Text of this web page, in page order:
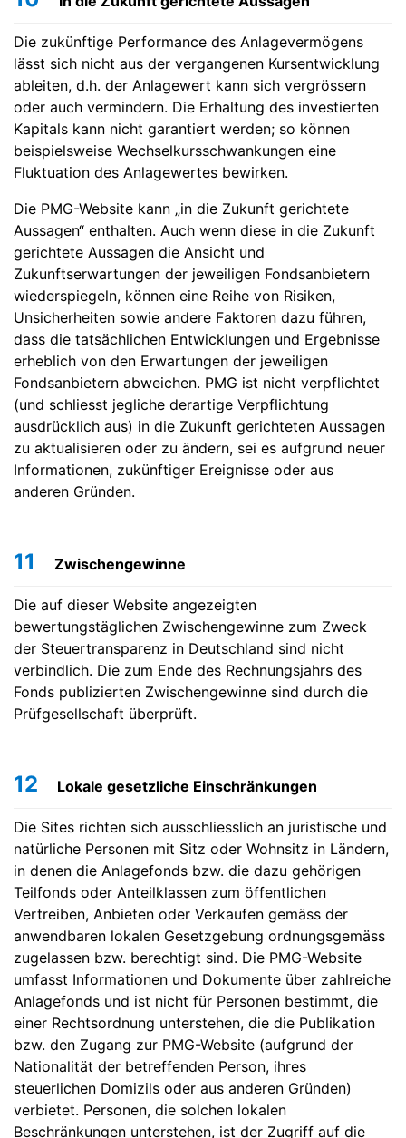
Die zukünftige Performance des Anlagevermögens
lässt sich nicht aus der vergangenen Kursentwicklung
ableiten, d.h. der Anlagewert kann sich vergrössern
oder auch vermindern. Die Erhaltung des investierten
Kapitals kann nicht garantiert werden; so können
beispielsweise Wechselkursschwankungen eine
Fluktuation des Anlagewertes bewirken.
Die PMG-Website kann „in die Zukunft gerichtete
Aussagen“ enthalten. Auch wenn diese in die Zukunft
gerichtete Aussagen die Ansicht und
Zukunftserwartungen der jeweiligen Fondsanbietern
wiederspiegeln, können eine Reihe von Risiken,
Unsicherheiten sowie andere Faktoren dazu führen,
dass die tatsächlichen Entwicklungen und Ergebnisse
erheblich von den Erwartungen der jeweiligen
Fondsanbietern abweichen. PMG ist nicht verpflichtet
(und schliesst jegliche derartige Verpflichtung
ausdrücklich aus) in die Zukunft gerichteten Aussagen
zu aktualisieren oder zu ändern, sei es aufgrund neuer
Informationen, zukünftiger Ereignisse oder aus
anderen Gründen.
11 Zwischengewinne
Die auf dieser Website angezeigten
bewertungstäglichen Zwischengewinne zum Zweck
der Steuertransparenz in Deutschland sind nicht
verbindlich. Die zum Ende des Rechnungsjahrs des
Fonds publizierten Zwischengewinne sind durch die
Prüfgesellschaft überprüft.
12 Lokale gesetzliche Einschränkungen
Die Sites richten sich ausschliesslich an juristische und
natürliche Personen mit Sitz oder Wohnsitz in Ländern,
in denen die Anlagefonds bzw. die dazu gehörigen
Teilfonds oder Anteilklassen zum öffentlichen
Vertreiben, Anbieten oder Verkaufen gemäss der
anwendbaren lokalen Gesetzgebung ordnungsgemäss
zugelassen bzw. berechtigt sind. Die PMG-Website
umfasst Informationen und Dokumente über zahlreiche
Anlagefonds und ist nicht für Personen bestimmt, die
einer Rechtsordnung unterstehen, die die Publikation
bzw. den Zugang zur PMG-Website (aufgrund der
Nationalität der betreffenden Person, ihres
steuerlichen Domizils oder aus anderen Gründen)
verbietet. Personen, die solchen lokalen
Beschränkungen unterstehen, ist der Zugriff auf die